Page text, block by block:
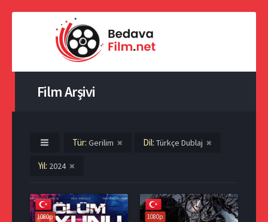
Film Arşivi
Tür: Gerilim Dil: Türkçe Dublaj
Yıl: 2024
1080p 1080p